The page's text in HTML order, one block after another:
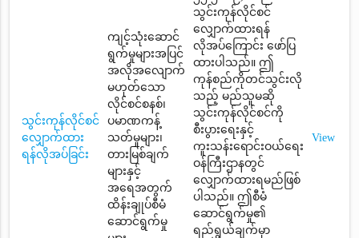
သွင်းကုန်လိုင်စင်
လျှောက်ထား
ရန်လိုအပ်ခြင်း
ကျင့်သုံးဆောင်
ရွက်မှုများအပြင်
အလိုအလျောက်
မဟုတ်သော
လိုင်စင်စနစ်၊
ပမာဏကန့်
သတ်မှုများ၊
တားမြစ်ချက်
များနှင့်
အရေအတွက်
ထိန်းချုပ်စီမံ
ဆောင်ရွက်မှု
သွင်းကုန်လိုင်စင်
လျှောက်ထားရန်
လိုအပ်ကြောင်း ဖော်ပြ
ထားပါသည်။ ဤ
ကုန်စည်ကိုတင်သွင်းလို
သည့် မည်သူမဆို
သွင်းကုန်လိုင်စင်ကို
စီးပွားရေးနှင့်
ကူးသန်းရောင်းဝယ်ရေး
ဝန်ကြီးဌာနတွင်
လျှောက်ထားရမည်ဖြစ်
ပါသည်။ ဤစီမံ
ဆောင်ရွက်မှု၏
ရည်ရွယ်ချက်မှာ
View